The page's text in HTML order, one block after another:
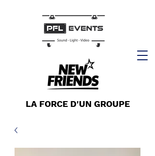
LA FORCE D'UN GROUPE